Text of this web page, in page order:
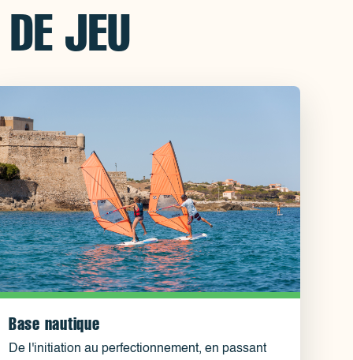
JEU
Base nautique
De l'initiation au perfectionnement, en passant